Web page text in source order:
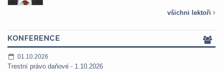
všichni lektoři
KONFERENCE
01.10.2026
Trestní právo daňové - 1.10.2026